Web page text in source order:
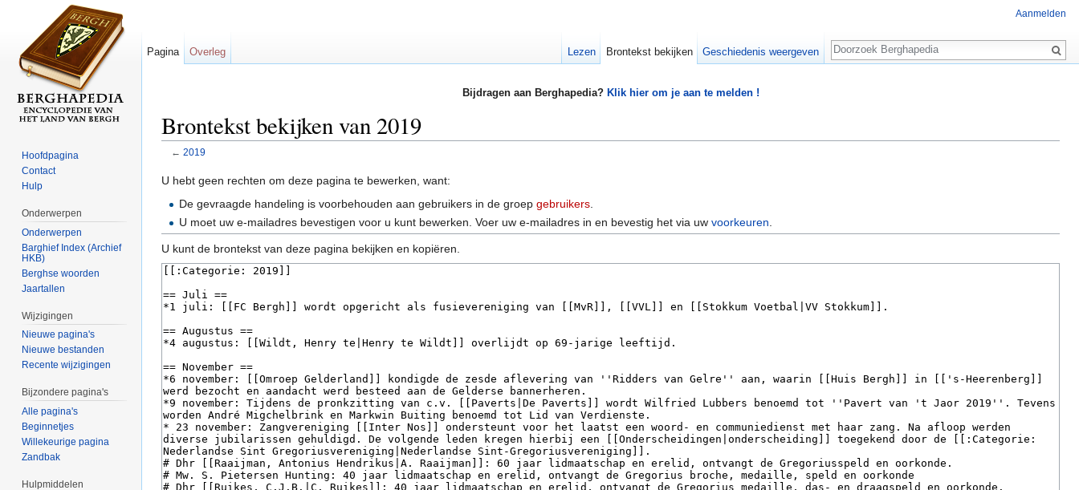
Bijdragen aan Berghapedia? Klik hier om je aan te melden !
Brontekst bekijken van 2019
← 2019
U hebt geen rechten om deze pagina te bewerken, want:
De gevraagde handeling is voorbehouden aan gebruikers in de groepgebruikers
U moet uw e-mailadres bevestigen voor u kunt bewerken. Voer uw e-mailadres in en bevestig het via uwvoorkeuren
U kunt de brontekst van deze pagina bekijken en kopiëren.
Aanmelden
Pagina Overleg Lezen Brontekst bekijken Geschiedenis weergeven
Zoeken
Hoofdpagina
Contact
Hulp
Onderwerpen
Onderwerpen
Barghief Index (Archief
HKB)
Berghse woorden
Jaartallen
Wijzigingen
Nieuwe pagina's
Nieuwe bestanden
Recente wijzigingen
Bijzondere pagina's
Alle pagina's
Beginnetjes
Willekeurige pagina
Zandbak
Hulpmiddelen